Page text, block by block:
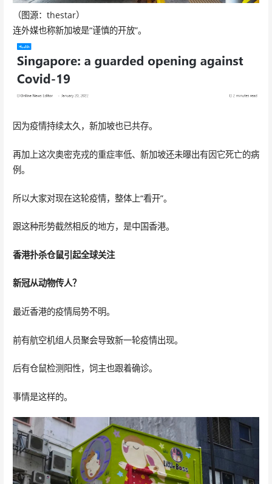
（图源：thestar）
连外媒也称新加坡是“谨慎的开放”。
因为疫情持续太久，新加坡也已共存。
再加上这次奥密克戎的重症率低、新加坡还未曝出有因它死亡的病
例。
所以大家对现在这轮疫情，整体上“看开”。
跟这种形势截然相反的地方，是中国香港。
香港扑杀仓鼠引起全球关注
新冠从动物传人？
最近香港的疫情局势不明。
前有航空机组人员聚会导致新一轮疫情出现。
后有仓鼠检测阳性，饲主也跟着确诊。
事情是这样的。